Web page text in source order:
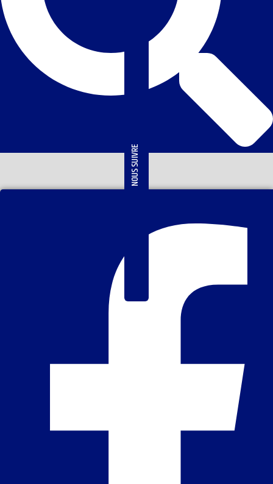
NOUS SUIVRE